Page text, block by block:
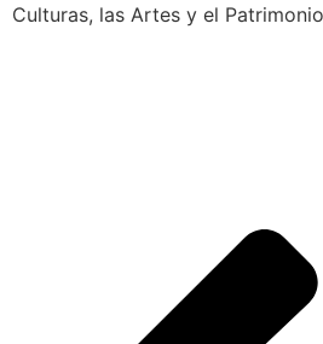
Culturas, las Artes y el